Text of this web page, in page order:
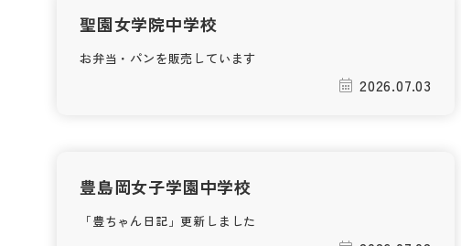
聖園女学院中学校
お弁当・パンを販売しています
2026.07.03
豊島岡女子学園中学校
「豊ちゃん日記」更新しました